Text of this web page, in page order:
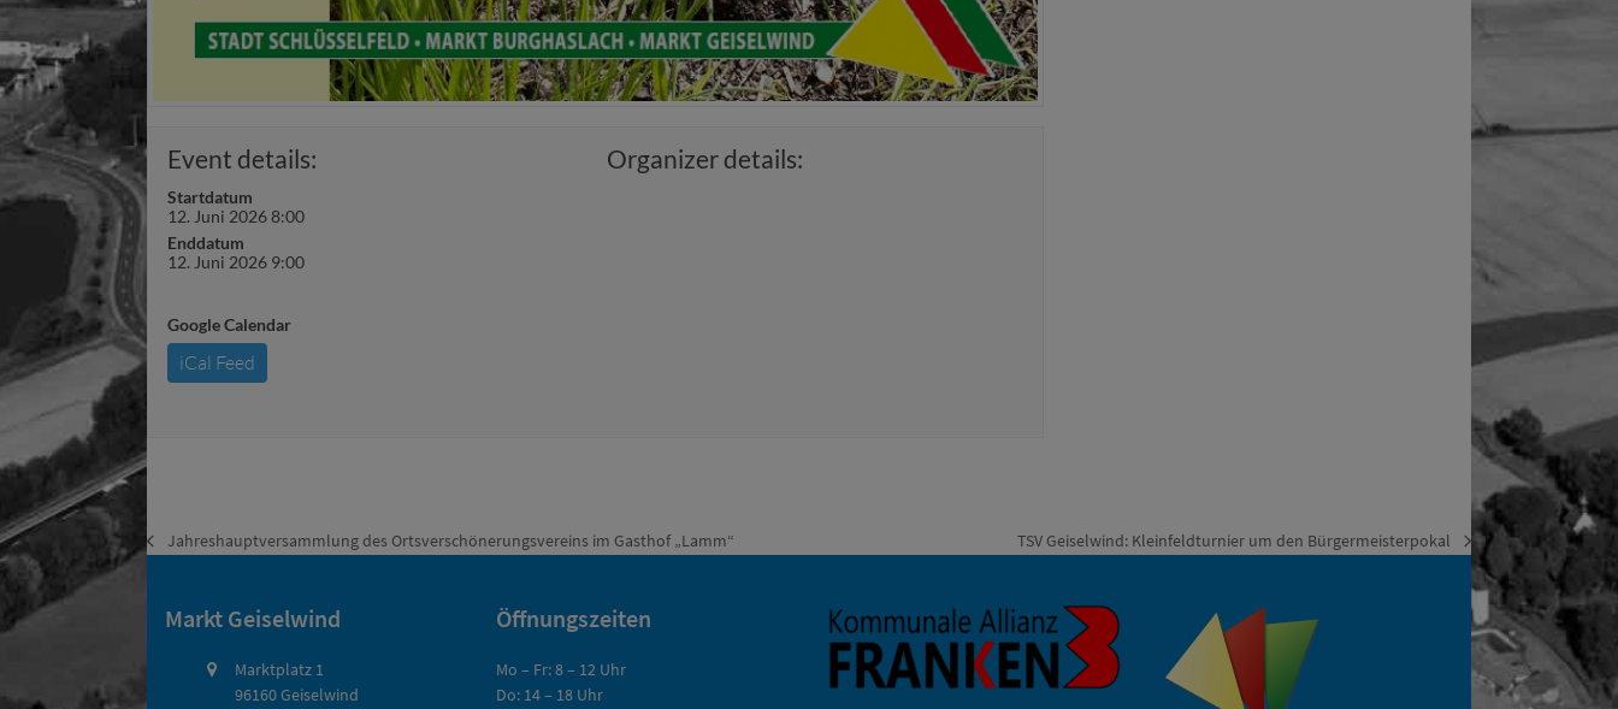
Event details:
Startdatum
12. Juni 2026 8:00
Enddatum
12. Juni 2026 9:00
Google Calendar
iCal Feed
Organizer details:
vorheriger
Jahreshauptversammlung des Ortsverschönerungsvereins im Gasthof „Lamm“
Nächster
TSV Geiselwind: Kleinfeldturnier um den Bürgermeisterpokal
Markt Geiselwind
Marktplatz 1
96160 Geiselwind
Öffnungszeiten
Mo – Fr: 8 – 12 Uhr
Do: 14 – 18 Uhr